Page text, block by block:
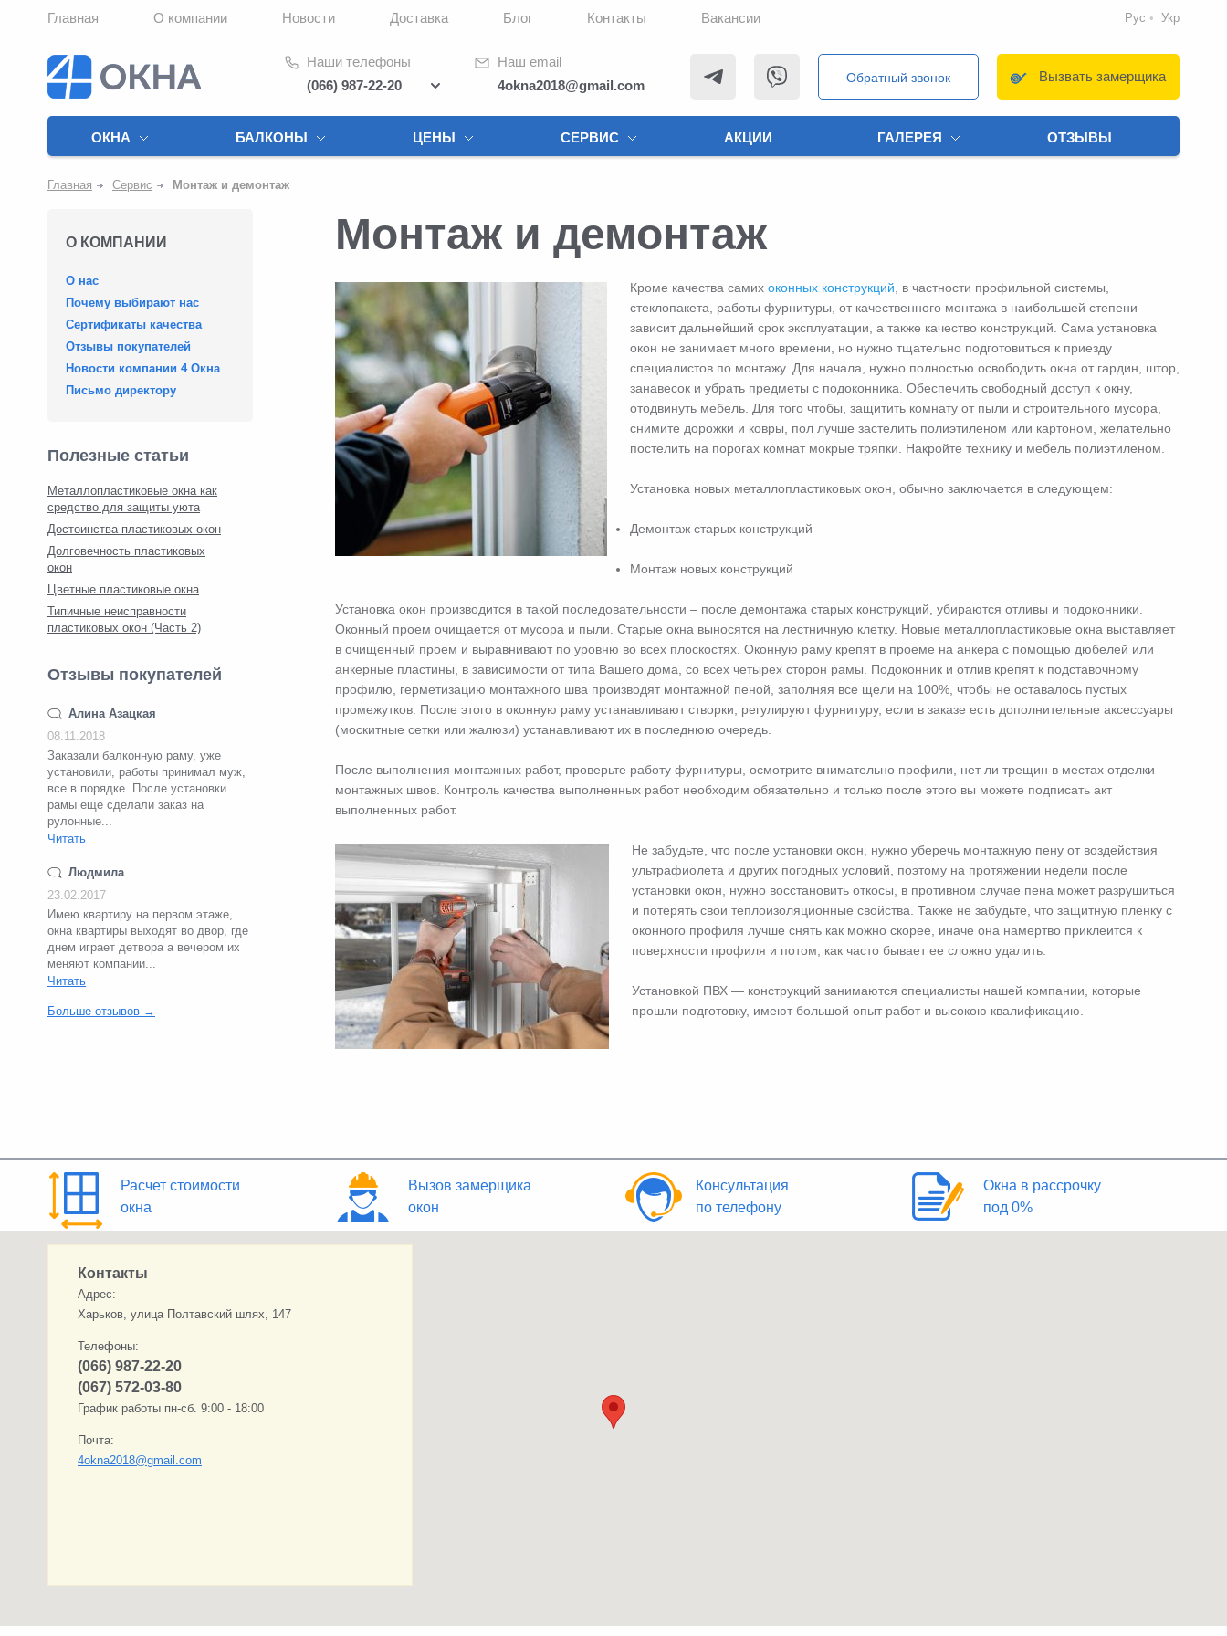
Главная О компании Новости Доставка Блог Контакты Вакансии Рус Укр
Наши телефоны
(066) 987-22-20
Наш email
4okna2018@gmail.com
Обратный звонок Вызвать замерщика
ОКНА БАЛКОНЫ ЦЕНЫ СЕРВИС АКЦИИ ГАЛЕРЕЯ ОТЗЫВЫ
Главная Сервис Монтаж и демонтаж
О КОМПАНИИ
О нас
Почему выбирают нас
Сертификаты качества
Отзывы покупателей
Новости компании 4 Окна
Письмо директору
Полезные статьи
Металлопластиковые окна как
средство для защиты уюта
Достоинства пластиковых окон
Долговечность пластиковых
окон
Цветные пластиковые окна
Типичные неисправности
пластиковых окон (Часть 2)
Отзывы покупателей
Алина Азацкая
08.11.2018
Заказали балконную раму, уже
установили, работы принимал муж,
все в порядке. После установки
рамы еще сделали заказ на
рулонные...
Читать
Людмила
23.02.2017
Имею квартиру на первом этаже,
окна квартиры выходят во двор, где
днем играет детвора а вечером их
меняют компании...
Читать
Больше отзывов →
Монтаж и демонтаж
Кроме качества самих оконных конструкций , в частности профильной системы,
стеклопакета, работы фурнитуры, от качественного монтажа в наибольшей степени
зависит дальнейший срок эксплуатации, а также качество конструкций. Сама установка
окон не занимает много времени, но нужно тщательно подготовиться к приезду
специалистов по монтажу. Для начала, нужно полностью освободить окна от гардин, штор,
занавесок и убрать предметы с подоконника. Обеспечить свободный доступ к окну,
отодвинуть мебель. Для того чтобы, защитить комнату от пыли и строительного мусора,
снимите дорожки и ковры, пол лучше застелить полиэтиленом или картоном, желательно
постелить на порогах комнат мокрые тряпки. Накройте технику и мебель полиэтиленом.
Установка новых металлопластиковых окон, обычно заключается в следующем:
Демонтаж старых конструкций
Монтаж новых конструкций
Установка окон производится в такой последовательности – после демонтажа старых конструкций, убираются отливы и подоконники.
Оконный проем очищается от мусора и пыли. Старые окна выносятся на лестничную клетку. Новые металлопластиковые окна выставляет
в очищенный проем и выравнивают по уровню во всех плоскостях. Оконную раму крепят в проеме на анкера с помощью дюбелей или
анкерные пластины, в зависимости от типа Вашего дома, со всех четырех сторон рамы. Подоконник и отлив крепят к подставочному
профилю, герметизацию монтажного шва производят монтажной пеной, заполняя все щели на 100%, чтобы не оставалось пустых
промежутков. После этого в оконную раму устанавливают створки, регулируют фурнитуру, если в заказе есть дополнительные аксессуары
(москитные сетки или жалюзи) устанавливают их в последнюю очередь.
После выполнения монтажных работ, проверьте работу фурнитуры, осмотрите внимательно профили, нет ли трещин в местах отделки
монтажных швов. Контроль качества выполненных работ необходим обязательно и только после этого вы можете подписать акт
выполненных работ.
Не забудьте, что после установки окон, нужно уберечь монтажную пену от воздействия
ультрафиолета и других погодных условий, поэтому на протяжении недели после
установки окон, нужно восстановить откосы, в противном случае пена может разрушиться
и потерять свои теплоизоляционные свойства. Также не забудьте, что защитную пленку с
оконного профиля лучше снять как можно скорее, иначе она намертво приклеится к
поверхности профиля и потом, как часто бывает ее сложно удалить.
Установкой ПВХ — конструкций занимаются специалисты нашей компании, которые
прошли подготовку, имеют большой опыт работ и высокою квалификацию.
Расчет стоимости
окна
Вызов замерщика
окон
Консультация
по телефону
Окна в рассрочку
под 0%
Контакты
Адрес:
Харьков, улица Полтавский шлях, 147
Телефоны:
(066) 987-22-20
(067) 572-03-80
График работы пн-сб. 9:00 - 18:00
Почта:
4okna2018@gmail.com